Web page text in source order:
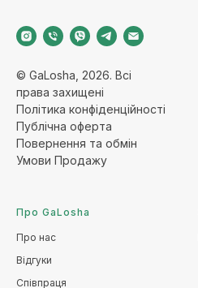
© GaLosha, 2026. Всі
права захищені
Політика конфіденційності
Публічна оферта
Повернення та обмін
Умови Продажу
Про GaLosha
Про нас
Відгуки
Співпраця